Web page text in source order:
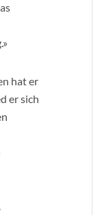
hat er
er sich